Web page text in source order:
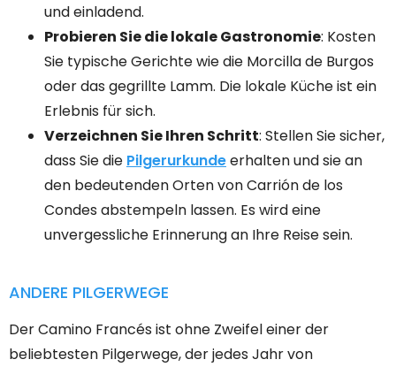
und einladend.
Probieren Sie die lokale Gastronomie: Kosten
Sie typische Gerichte wie die Morcilla de Burgos
oder das gegrillte Lamm. Die lokale Küche ist ein
Erlebnis für sich.
Verzeichnen Sie Ihren Schritt: Stellen Sie sicher,
dass Sie die Pilgerurkundeerhalten und sie an
den bedeutenden Orten von Carrión de los
Condes abstempeln lassen. Es wird eine
unvergessliche Erinnerung an Ihre Reise sein.
ANDERE PILGERWEGE
Der Camino Francés ist ohne Zweifel einer der
beliebtesten Pilgerwege, der jedes Jahr von